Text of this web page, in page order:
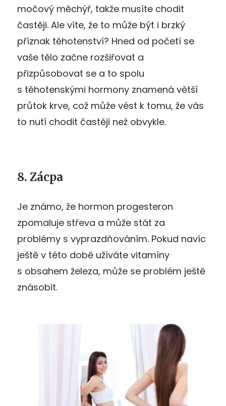
močový měchýř, takže musíte chodit
častěji. Ale víte, že to může být i brzký
příznak těhotenství? Hned od početí se
vaše tělo začne rozšiřovat a
přizpůsobovat se a to spolu
s těhotenskými hormony znamená větší
průtok krve, což může vést k tomu, že vás
to nutí chodit častěji než obvykle.
8. Zácpa
Je známo, že hormon progesteron
zpomaluje střeva a může stát za
problémy s vyprazdňováním. Pokud navíc
ještě v této době užíváte vitamíny
s obsahem železa, může se problém ještě
znásobit.